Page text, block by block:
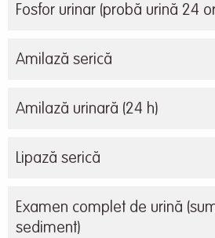
Fosfor urinar (probă urină 24
Amilază serică
Amilază urinară (24 h)
Lipază serică
Examen complet de urină
sediment)